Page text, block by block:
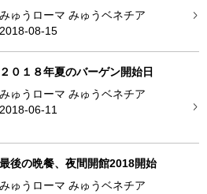
みゅうローマ みゅうベネチア
2018-08-15
２０１８年夏のバーゲン開始日
みゅうローマ みゅうベネチア
2018-06-11
最後の晩餐、夜間開館2018開始
みゅうローマ みゅうベネチア